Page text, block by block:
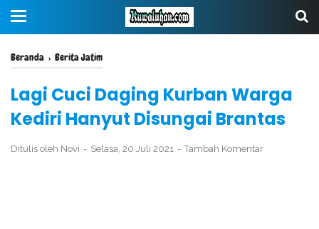
Beranda › Berita Jatim
Lagi Cuci Daging Kurban Warga
Kediri Hanyut Disungai Brantas
Ditulis oleh Novi Selasa, 20 Juli 2021 Tambah Komentar